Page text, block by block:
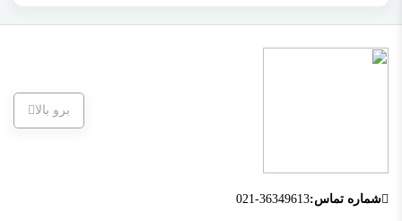
برو بالا
شماره تماس:021-36349613